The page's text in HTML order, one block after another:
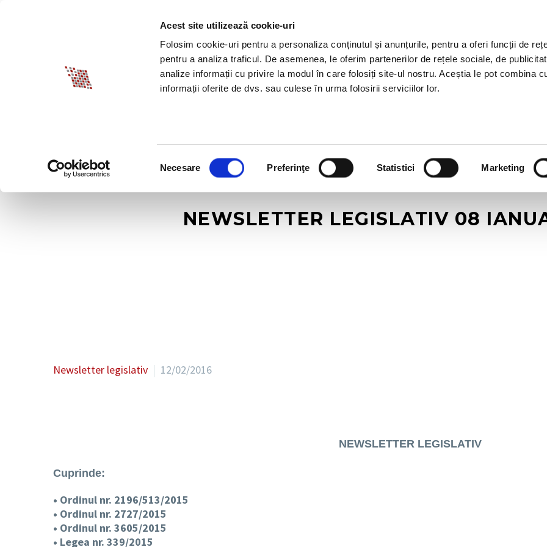
Acest site utilizează cookie-uri
Folosim cookie-uri pentru a personaliza conținutul și anunțurile, pentru a oferi funcții de
pentru a analiza traficul. De asemenea, le oferim partenerilor de rețele sociale, de
analize informații cu privire la modul în care folosiți site-ul nostru. Aceștia le pot combina
informații oferite de dvs. sau culese în urma folosirii serviciilor lor.
consimțământului
Necesare Preferinţe Statistici Marketing
DESPRE BIA PROMOTII HR
NEWSLETTER LEGISLATIV 08
Newsletter legislativ 12/02/2016
NEWSLETTER LEGISLATIV
Cuprinde:
• Ordinul nr. 2196/513/2015
• Ordinul nr. 2727/2015
• Ordinul nr. 3605/2015
• Legea nr. 339/2015